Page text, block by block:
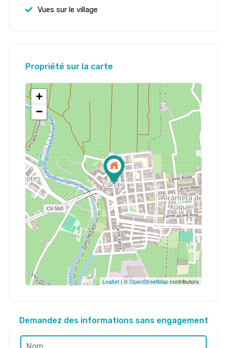
Vues sur le village
Propriété sur la carte
+
−
Leaflet | ©OpenStreetMapcontributors
Demandez des informations sans engagement